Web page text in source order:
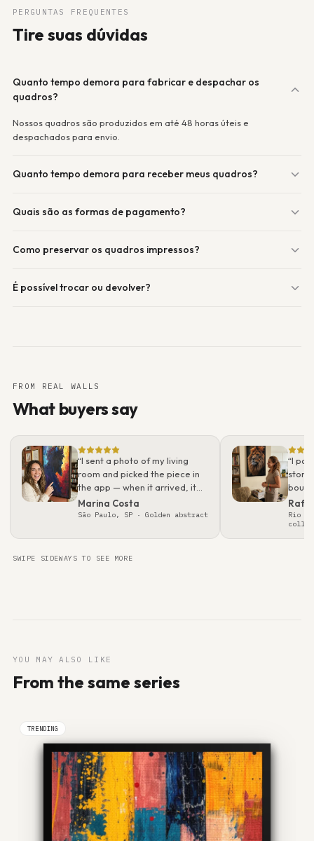
PERGUNTAS FREQUENTES
Tire suas dúvidas
Quanto tempo demora para fabricar e despachar os
quadros?
Nossos quadros são produzidos em até 48 horas úteis e
despachados para envio.
Quanto tempo demora para receber meus quadros?
Quais são as formas de pagamento?
Como preservar os quadros impressos?
É possível trocar ou devolver?
FROM REAL WALLS
What buyers say
“I sent a photo of my living
room and picked the piece in
the app — when it arrived, it
looked even better than on
screen. Packaging was
gift.”
Marina Costa
São Paulo, SP· Golden abstract
“I
story.
what
real
Rio
SWIPE SIDEWAYS TO SEE MORE
YOU MAY ALSO LIKE
From the same series
TRENDING